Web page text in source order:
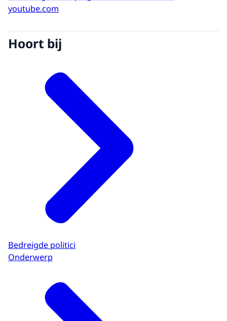
youtube.com
Hoort bij
Bedreigde politici
Onderwerp